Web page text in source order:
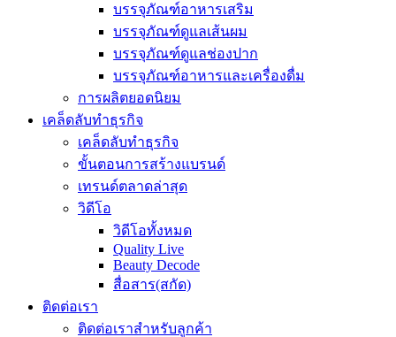
บรรจุภัณฑ์อาหารเสริม
บรรจุภัณฑ์ดูแลเส้นผม
บรรจุภัณฑ์ดูแลช่องปาก
บรรจุภัณฑ์อาหารและเครื่องดื่ม
การผลิตยอดนิยม
เคล็ดลับทำธุรกิจ
เคล็ดลับทำธุรกิจ
ขั้นตอนการสร้างแบรนด์
เทรนด์ตลาดล่าสุด
วิดีโอ
วิดีโอทั้งหมด
Quality Live
Beauty Decode
สื่อสาร(สกัด)
ติดต่อเรา
ติดต่อเราสำหรับลูกค้า